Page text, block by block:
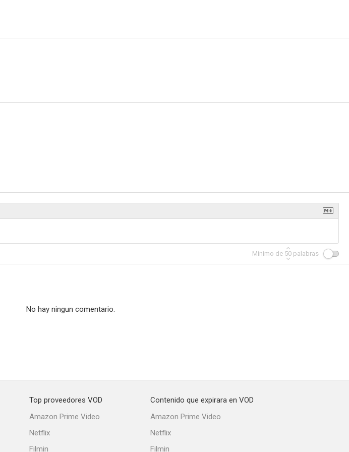
Mínimo de 50 palabras
No hay ningun comentario.
Top proveedores VOD
Amazon Prime Video
Netflix
Filmin
Contenido que expirara en VOD
Amazon Prime Video
Netflix
Filmin